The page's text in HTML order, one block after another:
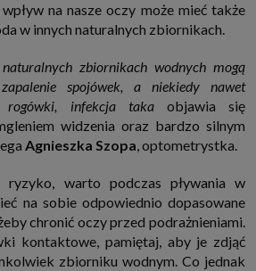
na nasze oczy może mieć także
w innych naturalnych zbiornikach.
zbiornikach wodnych mogą
spojówek, a niekiedy nawet
rogówki, infekcja taka objawia się
widzenia oraz bardzo silnym
Agnieszka Szopa, optometrystka.
ryzyko, warto podczas pływania w
na sobie odpowiednio dopasowane
chronić oczy przed podrażnieniami.
kontaktowe, pamiętaj, aby je zdjąć
zbiorniku wodnym. Co jednak